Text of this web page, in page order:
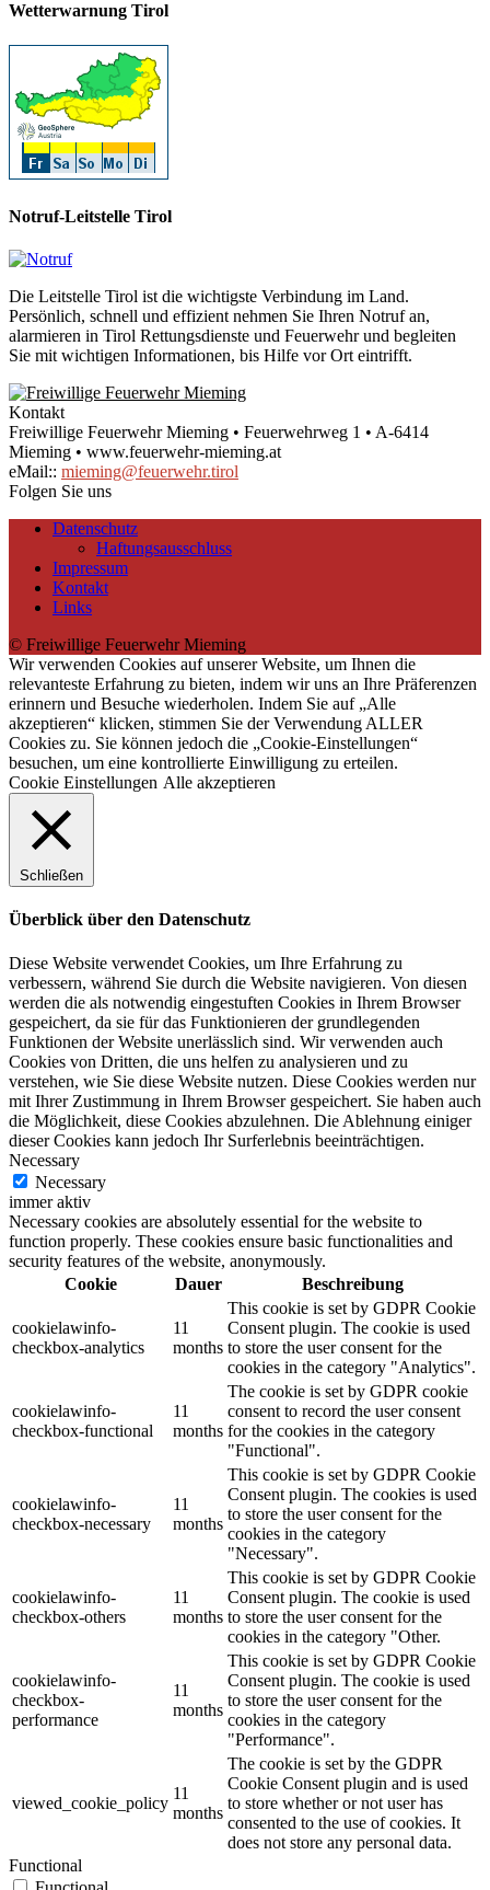
Wetterwarnung Tirol
Notruf-Leitstelle Tirol
Die Leitstelle Tirol ist die wichtigste Verbindung im Land.
Persönlich, schnell und effizient nehmen Sie Ihren Notruf an,
alarmieren in Tirol Rettungsdienste und Feuerwehr und begleiten
Sie mit wichtigen Informationen, bis Hilfe vor Ort eintrifft.
Kontakt
Freiwillige Feuerwehr Mieming • Feuerwehrweg 1 • A-6414
Mieming • www.feuerwehr-mieming.at
eMail:: mieming@feuerwehr.tirol
Folgen Sie uns
Datenschutz
Haftungsausschluss
Impressum
Kontakt
Links
© Freiwillige Feuerwehr Mieming
Wir verwenden Cookies auf unserer Website, um Ihnen die
relevanteste Erfahrung zu bieten, indem wir uns an Ihre Präferenzen
erinnern und Besuche wiederholen. Indem Sie auf „Alle
akzeptieren“ klicken, stimmen Sie der Verwendung ALLER
Cookies zu. Sie können jedoch die „Cookie-Einstellungen“
besuchen, um eine kontrollierte Einwilligung zu erteilen.
Cookie Einstellungen Alle akzeptieren
Schließen
Überblick über den Datenschutz
Diese Website verwendet Cookies, um Ihre Erfahrung zu
verbessern, während Sie durch die Website navigieren. Von diesen
werden die als notwendig eingestuften Cookies in Ihrem Browser
gespeichert, da sie für das Funktionieren der grundlegenden
Funktionen der Website unerlässlich sind. Wir verwenden auch
Cookies von Dritten, die uns helfen zu analysieren und zu
verstehen, wie Sie diese Website nutzen. Diese Cookies werden nur
mit Ihrer Zustimmung in Ihrem Browser gespeichert. Sie haben auch
die Möglichkeit, diese Cookies abzulehnen. Die Ablehnung einiger
dieser Cookies kann jedoch Ihr Surferlebnis beeinträchtigen.
Necessary
Necessary
immer aktiv
Necessary cookies are absolutely essential for the website to
function properly. These cookies ensure basic functionalities and
security features of the website, anonymously.
Cookie
Dauer Beschreibung
cookielawinfo-
checkbox-analytics
11
months
This cookie is set by GDPR Cookie
Consent plugin. The cookie is used
to store the user consent for the
cookies in the category "Analytics".
cookielawinfo-
checkbox-functional
11
months
The cookie is set by GDPR cookie
consent to record the user consent
for the cookies in the category
"Functional".
cookielawinfo-
checkbox-necessary
11
months
This cookie is set by GDPR Cookie
Consent plugin. The cookies is used
to store the user consent for the
cookies in the category
"Necessary".
cookielawinfo-
checkbox-others
11
months
This cookie is set by GDPR Cookie
Consent plugin. The cookie is used
to store the user consent for the
cookies in the category "Other.
cookielawinfo-
checkbox-
performance
11
months
This cookie is set by GDPR Cookie
Consent plugin. The cookie is used
to store the user consent for the
cookies in the category
"Performance".
viewed_cookie_policy
11
months
The cookie is set by the GDPR
Cookie Consent plugin and is used
to store whether or not user has
consented to the use of cookies. It
does not store any personal data.
Functional